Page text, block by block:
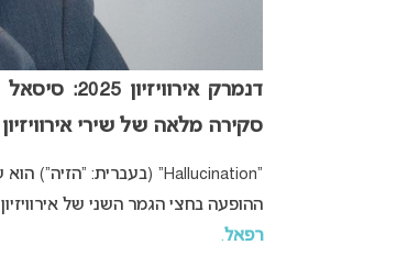
סקירה מלאה של שירי אירוויזיון 2025.
“Hallucination” (בעברית: “הזיה”) הוא שם השיר שיבוצע ע”י
ההופעה בחצי הגמר השני של אירוויזיון 2025
רפאל.